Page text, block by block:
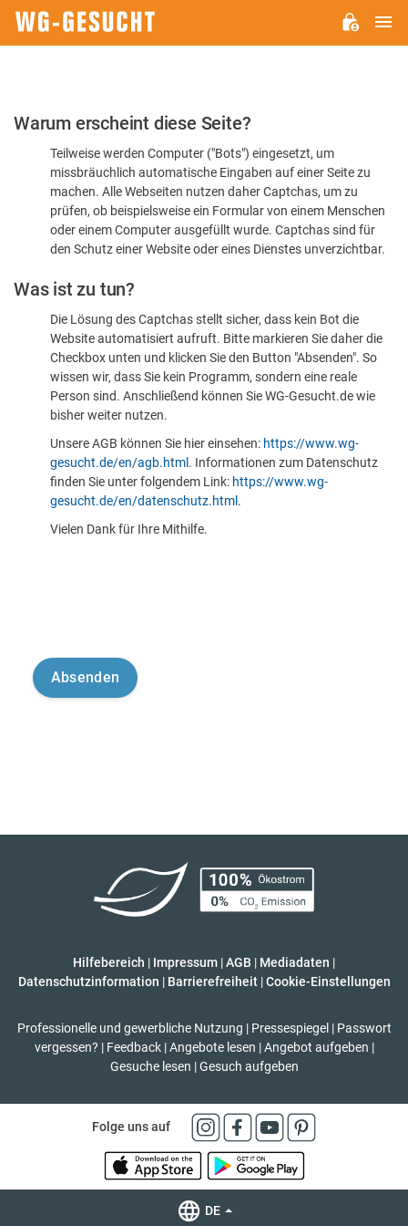
Bitte
dass
sind
Warum erscheint diese Seite?
Teilweise werden Computer ("Bots") eingesetzt, um
missbräuchlich automatische Eingaben auf einer Seite zu
machen. Alle Webseiten nutzen daher Captchas, um zu
prüfen, ob beispielsweise ein Formular von einem Menschen
oder einem Computer ausgefüllt wurde. Captchas sind für
den Schutz einer Website oder eines Dienstes unverzichtbar.
Was ist zu tun?
Die Lösung des Captchas stellt sicher, dass kein Bot die
Website automatisiert aufruft. Bitte markieren Sie daher die
Checkbox unten und klicken Sie den Button "Absenden". So
wissen wir, dass Sie kein Programm, sondern eine reale
Person sind. Anschließend können Sie WG-Gesucht.de wie
bisher weiter nutzen.
Unsere AGB können Sie hier einsehen: https://www.wg-
gesucht.de/en/agb.html . Informationen zum Datenschutz
finden Sie unter folgendem Link: https://www.wg-
gesucht.de/en/datenschutz.html .
Vielen Dank für Ihre Mithilfe.
Hilfebereich | Impressum |AGB | Mediadaten |
Datenschutzinformation | Barrierefreiheit | Cookie-Einstellungen
Professionelle und gewerbliche Nutzung | Pressespiegel | Passwort
vergessen? | Feedback | Angebote lesen | Angebot aufgeben |
Gesuche lesen | Gesuch aufgeben
Folge uns auf
DE